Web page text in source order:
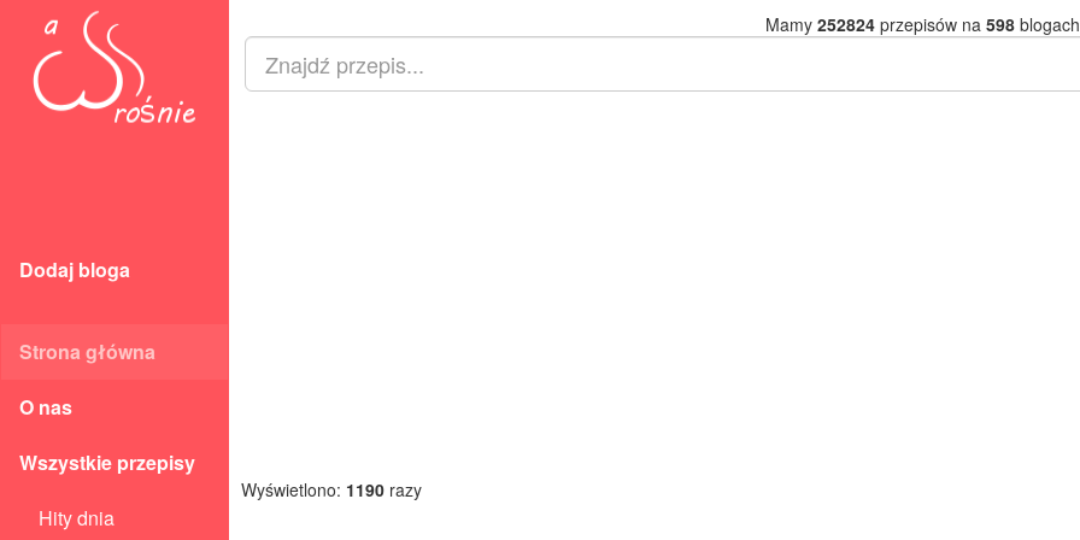
Dodaj bloga
Strona główna
O nas
Wszystkie przepisy
Hity dnia
Mamy 252824przepisów na 598
Wyświetlono: 1190 razy